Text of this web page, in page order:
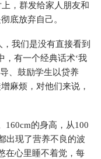
，群发给家人朋友和
底放弃自己。
我们是没有直接看到
，有一个经典话术‘我
、鼓励学生以贷养
麻烦，对他们来说，
160cm的身高，从100
出现了营养不良的波
在心里睡不着觉，每